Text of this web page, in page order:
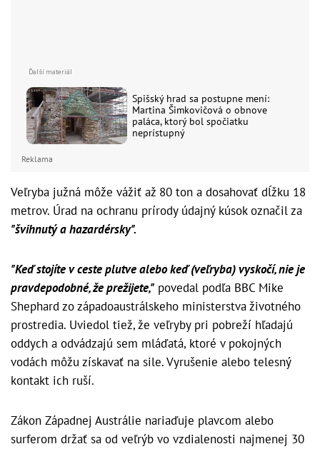
Spišský hrad sa postupne mení:
Martina Šimkovičová o obnove
paláca, ktorý bol spočiatku
neprístupný
Reklama
Veľryba južná môže vážiť až 80 ton a dosahovať dĺžku 18
metrov. Úrad na ochranu prírody údajný kúsok označil za
"švihnutý a hazardérsky".
"Keď stojíte v ceste plutve alebo keď (veľryba) vyskočí, nie je
pravdepodobné, že prežijete," povedal podľa BBC Mike
Shephard zo západoaustrálskeho ministerstva životného
prostredia. Uviedol tiež, že veľryby pri pobreží hľadajú
oddych a odvádzajú sem mláďatá, ktoré v pokojných
vodách môžu získavať na sile. Vyrušenie alebo telesný
kontakt ich ruší.
Zákon Západnej Austrálie nariaďuje plavcom alebo
surferom držať sa od veľrýb vo vzdialenosti najmenej 30